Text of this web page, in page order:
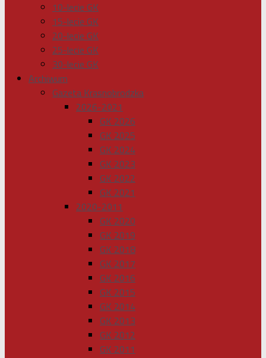
10-lecie GK
15-lecie GK
20-lecie GK
25-lecie GK
30-lecie GK
Archiwum
Gazeta Krasnobrodzka
2026-2021
GK 2026
GK 2025
GK 2024
GK 2023
GK 2022
GK 2021
2020-2011
GK 2020
GK 2019
GK 2018
GK 2017
GK 2016
GK 2015
GK 2014
GK 2013
GK 2012
GK 2011